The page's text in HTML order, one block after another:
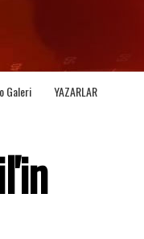
Galeri YAZARLAR